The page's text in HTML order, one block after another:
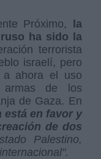
Próximo,
la
ha sido la
terrorista
israelí, pero
a ahora el uso
armas de los
de Gaza. En
está en favor y
de dos
Palestino,